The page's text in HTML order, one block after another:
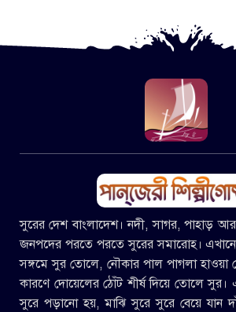
সুরের দেশ বাংলাদেশ। নদী, সাগর, পাহাড়
জনপদের পরতে পরতে সুরের সমারোহ। এখানে
সঙ্গমে সুর তোলে, নৌকার পাল পাগলা হাওয়া
কারণে দোয়েলের ঠোঁট শীর্ষ দিয়ে তোলে সুর।
সুরে পড়ানো হয়, মাঝি সুরে সুরে বেয়ে যান